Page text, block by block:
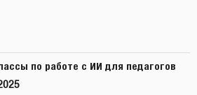
по работе с ИИ для педагогов